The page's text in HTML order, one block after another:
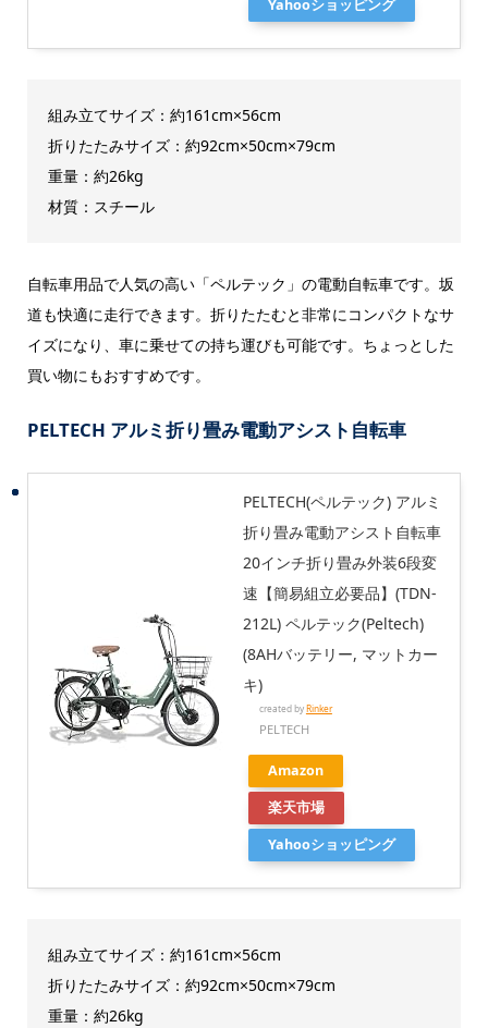
Yahooショッピング
組み立てサイズ：約161cm×56cm
折りたたみサイズ：約92cm×50cm×79cm
重量：約26kg
材質：スチール
自転車用品で人気の高い「ペルテック」の電動自転車です。坂
道も快適に走行できます。折りたたむと非常にコンパクトなサ
イズになり、車に乗せての持ち運びも可能です。ちょっとした
買い物にもおすすめです。
PELTECH アルミ折り畳み電動アシスト自転車
PELTECH(ペルテック) アルミ
折り畳み電動アシスト自転車
20インチ折り畳み外装6段変
速【簡易組立必要品】(TDN-
212L) ペルテック(Peltech)
(8AHバッテリー, マットカー
キ)
created byRinker
PELTECH
Amazon
楽天市場
Yahooショッピング
組み立てサイズ：約161cm×56cm
折りたたみサイズ：約92cm×50cm×79cm
重量：約26kg